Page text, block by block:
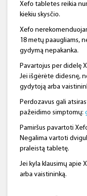
Xefo tabletes reikia
kiekiu skysčio.
Xefo
18 metų paaugliams,
gydymą nepakanka.
Pavartojus per didelę
Jei išgėrėte didesnę,
gydytoją arba
Perdozavus gali
pažeidimo simptomų:
Pamiršus pavartoti
Negalima vartoti
praleistą tabletę.
Jei kyla klausimų apie
arba vaistininką.